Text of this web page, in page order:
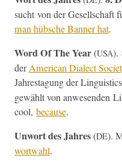
sucht von der Gesellschaft
man hüb­sche Ban­ner hat.
Word Of The Year(USA).
derAmer­i­can Dialect
Jahresta­gung der
gewählt von anwe­senden
cool, because.
Unwort des Jahres(DE).
wort­wahl.